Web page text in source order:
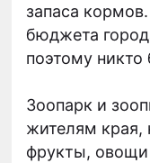
запаса
бюджета
поэтому никто
Зоопарк и
жителям края,
фрукты, овощи